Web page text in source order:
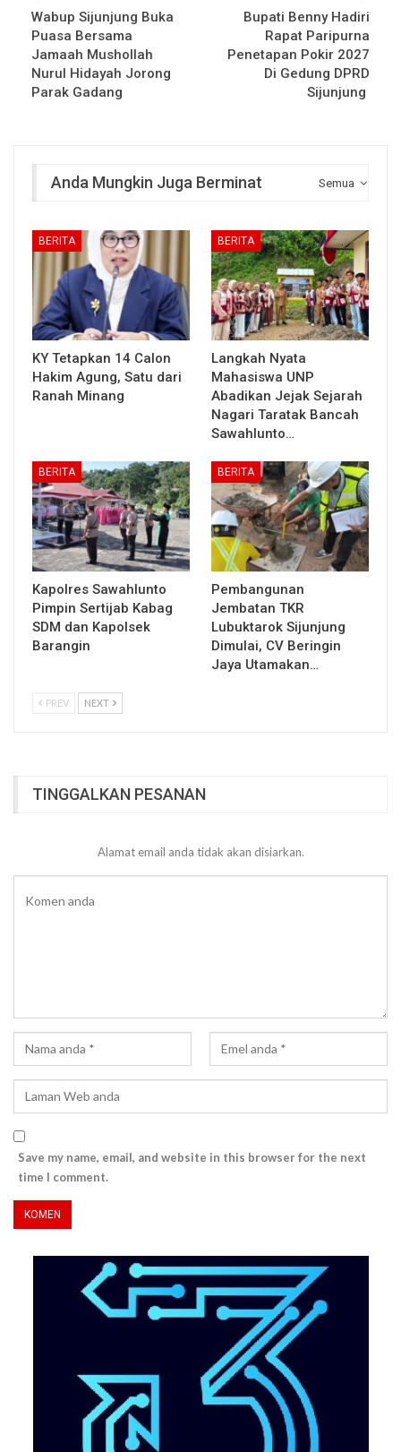
Wabup Sijunjung Buka
Puasa Bersama
Jamaah Mushollah
Nurul Hidayah Jorong
Parak Gadang
Bupati Benny Hadiri
Rapat Paripurna
Penetapan Pokir 2027
Di Gedung DPRD
Sijunjung
Semua
Anda Mungkin Juga Berminat
BERITA
KY Tetapkan 14 Calon
Hakim Agung, Satu dari
Ranah Minang
BERITA
Langkah Nyata
Mahasiswa UNP
Abadikan Jejak Sejarah
Nagari Taratak Bancah
Sawahlunto…
BERITA
Kapolres Sawahlunto
Pimpin Sertijab Kabag
SDM dan Kapolsek
Barangin
BERITA
Pembangunan
Jembatan TKR
Lubuktarok Sijunjung
Dimulai, CV Beringin
Jaya Utamakan…
PREV NEXT
TINGGALKAN PESANAN
Alamat email anda tidak akan disiarkan.
Save my name, email, and website in this browser for the next
time I comment.